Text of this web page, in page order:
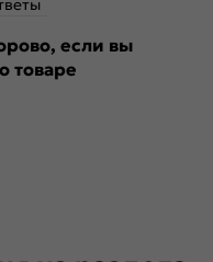
если вы
товаре